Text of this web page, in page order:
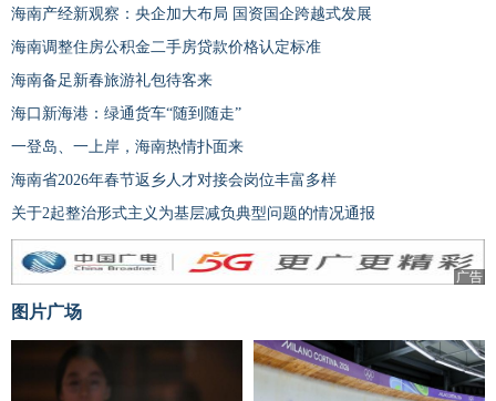
海南产经新观察：央企加大布局 国资国企跨越式发展
海南调整住房公积金二手房贷款价格认定标准
海南备足新春旅游礼包待客来
海口新海港：绿通货车“随到随走”
一登岛、一上岸，海南热情扑面来
海南省2026年春节返乡人才对接会岗位丰富多样
关于2起整治形式主义为基层减负典型问题的情况通报
广告
图片广场